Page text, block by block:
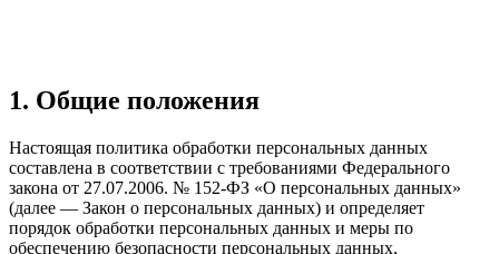
1. Общие положения
Настоящая политика обработки персональных данных
составлена в соответствии с требованиями Федерального
закона от 27.07.2006. № 152-ФЗ «О персональных данных»
(далее — Закон о персональных данных) и определяет
порядок обработки персональных данных и меры по
обеспечению безопасности персональных данных,